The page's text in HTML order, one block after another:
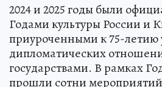
2024 и 2025 годы были
Годами культуры России и
приуроченными к 75-летию
дипломатических
государствами. В рамках
прошли сотни мероприятий